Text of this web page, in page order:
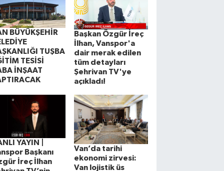
BÜYÜKŞEHİR
TUŞBA
TESİSİ
İNŞAAT
Başkan Özgür İreç
İlhan, Vanspor'a
dair merak edilen
tüm detayları
Şehrivan TV'ye
açıkladı!
YAYIN |
Başkanı
İreç İlhan
Van’da tarihi
ekonomi zirvesi:
Van lojistik üs